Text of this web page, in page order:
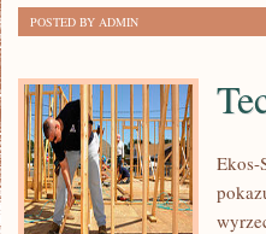
POSTED BY ADMIN
Ekos-